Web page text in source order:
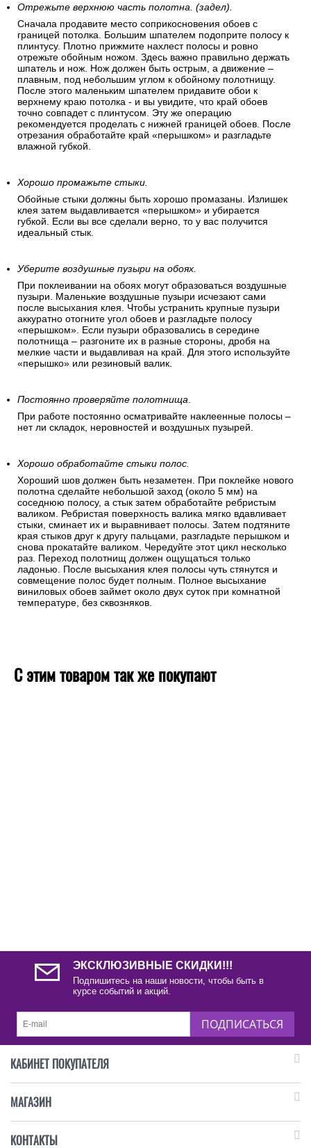
Отрежьте верхнюю часть полотна. (задел).
Сначала продавите место соприкосновения обоев с
границей потолка. Большим шпателем подоприте полосу к
плинтусу. Плотно прижмите нахлест полосы и ровно
отрежьте обойным ножом. Здесь важно правильно держать
шпатель и нож. Нож должен быть острым, а движение –
плавным, под небольшим углом к обойному полотнищу.
После этого маленьким шпателем придавите обои к
верхнему краю потолка - и вы увидите, что край обоев
точно совпадет с плинтусом. Эту же операцию
рекомендуется проделать с нижней границей обоев. После
отрезания обработайте край «перышком» и разгладьте
влажной губкой.
Хорошо промажьте стыки.
Обойные стыки должны быть хорошо промазаны. Излишек
клея затем выдавливается «перышком» и убирается
губкой. Если вы все сделали верно, то у вас получится
идеальный стык.
Уберите воздушные пузыри на обоях.
При поклеивании на обоях могут образоваться воздушные
пузыри. Маленькие воздушные пузыри исчезают сами
после высыхания клея. Чтобы устранить крупные пузыри
аккуратно отогните угол обоев и разгладьте полосу
«перышком». Если пузыри образовались в середине
полотнища – разгоните их в разные стороны, дробя на
мелкие части и выдавливая на край. Для этого используйте
«перышко» или резиновый валик.
Постоянно проверяйте полотнища.
При работе постоянно осматривайте наклеенные полосы –
нет ли складок, неровностей и воздушных пузырей.
Хорошо обработайте стыки полос.
Хороший шов должен быть незаметен. При поклейке нового
полотна сделайте небольшой заход (около 5 мм) на
соседнюю полосу, а стык затем обработайте ребристым
валиком. Ребристая поверхность валика мягко вдавливает
стыки, сминает их и выравнивает полосы. Затем подтяните
края стыков друг к другу пальцами, разгладьте перышком и
снова прокатайте валиком. Чередуйте этот цикл несколько
раз. Переход полотнищ должен ощущаться только
ладонью. После высыхания клея полосы чуть стянутся и
совмещение полос будет полным. Полное высыхание
виниловых обоев займет около двух суток при комнатной
температуре, без сквозняков.
С этим товаром так же покупают
ЭКСКЛЮЗИВНЫЕ СКИДКИ!!!
Подпишитесь на наши новости, чтобы быть в
курсе событий и акций.
ПОДПИСАТЬСЯ
КАБИНЕТ ПОКУПАТЕЛЯ
МАГАЗИН
КОНТАКТЫ